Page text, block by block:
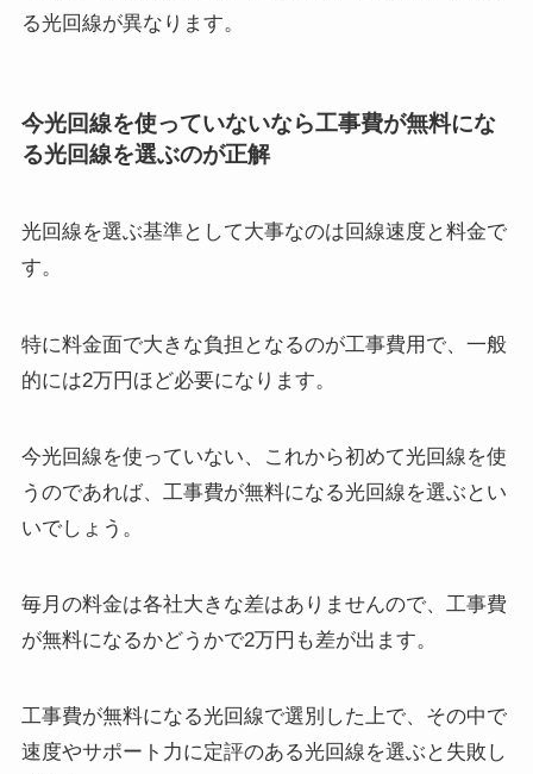
る光回線が異なります。
今光回線を使っていないなら工事費が無料にな
る光回線を選ぶのが正解
光回線を選ぶ基準として大事なのは回線速度と料金で
す。
特に料金面で大きな負担となるのが工事費用で、一般
的には2万円ほど必要になります。
今光回線を使っていない、これから初めて光回線を使
うのであれば、 工事費が無料になる光回線を選ぶとい
いでしょう。
毎月の料金は各社大きな差はありませんので、工事費
が無料になるかどうかで2万円も差が出ます。
工事費が無料になる光回線で選別した上で、その中で
速度やサポート力に定評のある光回線を選ぶと失敗し